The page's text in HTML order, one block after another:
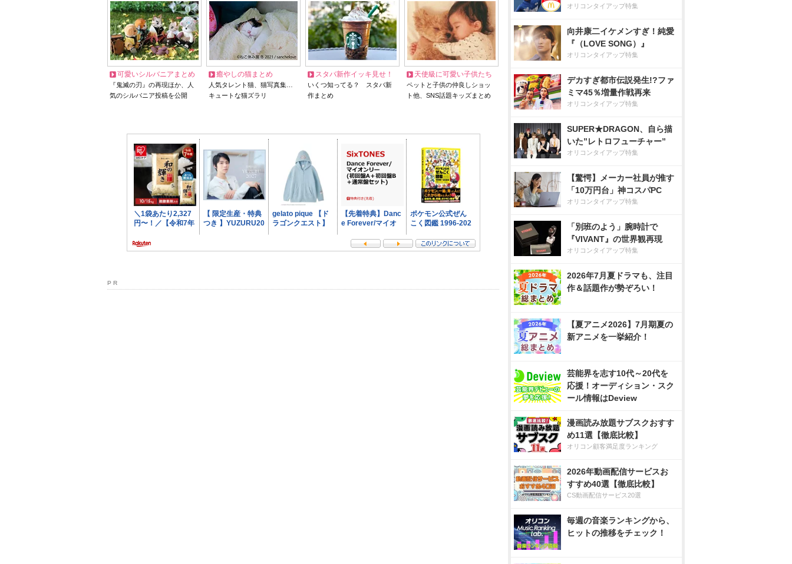
可愛いシルバニアまとめ
『鬼滅の刃』の再現ほか、人
気のシルバニア投稿を公開
癒やしの猫まとめ
人気タレント猫、猫写真集…
キュートな猫ズラリ
スタバ新作イッキ見せ！
いくつ知ってる？ スタバ新
作まとめ
天使級に可愛い子供たち
ペットと子供の仲良しショッ
ト他、SNS話題キッズまとめ
P R
オリコンタイアップ特集
向井康二イケメンすぎ！純愛
『（LOVE SONG）』
オリコンタイアップ特集
デカすぎ都市伝説発生!?ファ
ミマ45％増量作戦再来
オリコンタイアップ特集
SUPER★DRAGON、自ら描
いた”レトロフューチャー”
オリコンタイアップ特集
【驚愕】メーカー社員が推す
「10万円台」神コスパPC
オリコンタイアップ特集
「別班のよう」腕時計で
『VIVANT』の世界観再現
オリコンタイアップ特集
2026年7月夏ドラマも、注目
作＆話題作が勢ぞろい！
【夏アニメ2026】7月期夏の
新アニメを一挙紹介！
芸能界を志す10代～20代を
応援！オーディション・スク
ール情報はDeview
漫画読み放題サブスクおすす
め11選【徹底比較】
オリコン顧客満足度ランキング
2026年動画配信サービスお
すすめ40選【徹底比較】
CS動画配信サービス20選
毎週の音楽ランキングから、
ヒットの推移をチェック！